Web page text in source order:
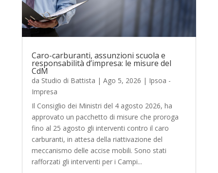
Caro-carburanti, assunzioni scuola e
responsabilità d’impresa: le misure del
CdM
da Studio di Battista | Ago 5, 2026 | Ipsoa -
Impresa
Il Consiglio dei Ministri del 4 agosto 2026, ha
approvato un pacchetto di misure che proroga
fino al 25 agosto gli interventi contro il caro
carburanti, in attesa della riattivazione del
meccanismo delle accise mobili. Sono stati
rafforzati gli interventi per i Campi...